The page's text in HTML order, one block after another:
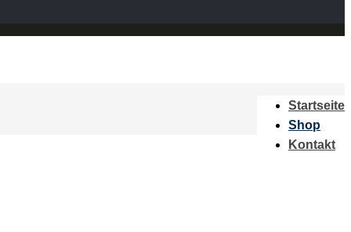
Startseite
Shop
Kontakt